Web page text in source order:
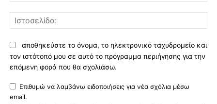
αποθηκεύστε το όνομα, το ηλεκτρονικό ταχυδρομείο και
τον ιστότοπό μου σε αυτό το πρόγραμμα περιήγησης για την
επόμενη φορά που θα σχολιάσω.
Επιθυμώ να λαμβάνω ειδοποιήσεις για νέα σχόλια μέσω
email.